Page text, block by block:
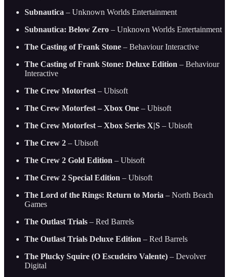
Subnautica – Unknown Worlds Entertainment
Subnautica: Below Zero – Unknown Worlds Entertainment
The Casting of Frank Stone – Behaviour Interactive
The Casting of Frank Stone: Deluxe Edition – Behaviour
Interactive
The Crew Motorfest – Ubisoft
The Crew Motorfest – Xbox One – Ubisoft
The Crew Motorfest – Xbox Series X|S – Ubisoft
The Crew 2 – Ubisoft
The Crew 2 Gold Edition – Ubisoft
The Crew 2 Special Edition – Ubisoft
The Lord of the Rings: Return to Moria – North Beach
Games
The Outlast Trials – Red Barrels
The Outlast Trials Deluxe Edition – Red Barrels
The Plucky Squire (O Escudeiro Valente) – Devolver
Digital